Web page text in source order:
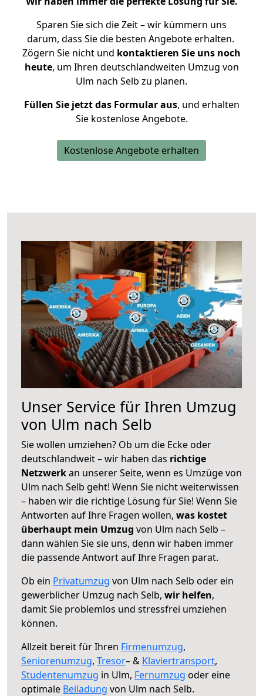
Sparen Sie sich die Zeit – wir kümmern uns
darum, dass Sie die besten Angebote erhalten.
Zögern Sie nicht und kontaktieren Sie uns noch
heute, um Ihren deutschlandweiten Umzug von
Ulm nach Selb zu planen.
Füllen Sie jetzt das Formular aus, und erhalten
Sie kostenlose Angebote.
Kostenlose Angebote erhalten
Unser Service für Ihren Umzug
von Ulm nach Selb
Sie wollen umziehen? Ob um die Ecke oder
deutschlandweit – wir haben das richtige
Netzwerkan unserer Seite, wenn es Umzüge von
Ulm nach Selb geht! Wenn Sie nicht weiterwissen
– haben wir die richtige Lösung für Sie! Wenn Sie
Antworten auf Ihre Fragen wollen, was kostet
überhaupt mein Umzug von Ulm nach Selb –
dann wählen Sie sie uns, denn wir haben immer
die passende Antwort auf Ihre Fragen parat.
Ob ein Privatumzug von Ulm nach Selb oder ein
gewerblicher Umzug nach Selb, wir helfen,
damit Sie problemlos und stressfrei umziehen
können.
Allzeit bereit für Ihren Firmenumzug,
Seniorenumzug, Tresor– & Klaviertransport,
Studentenumzug in Ulm, Fernumzug oder eine
optimale Beiladung von Ulm nach Selb.